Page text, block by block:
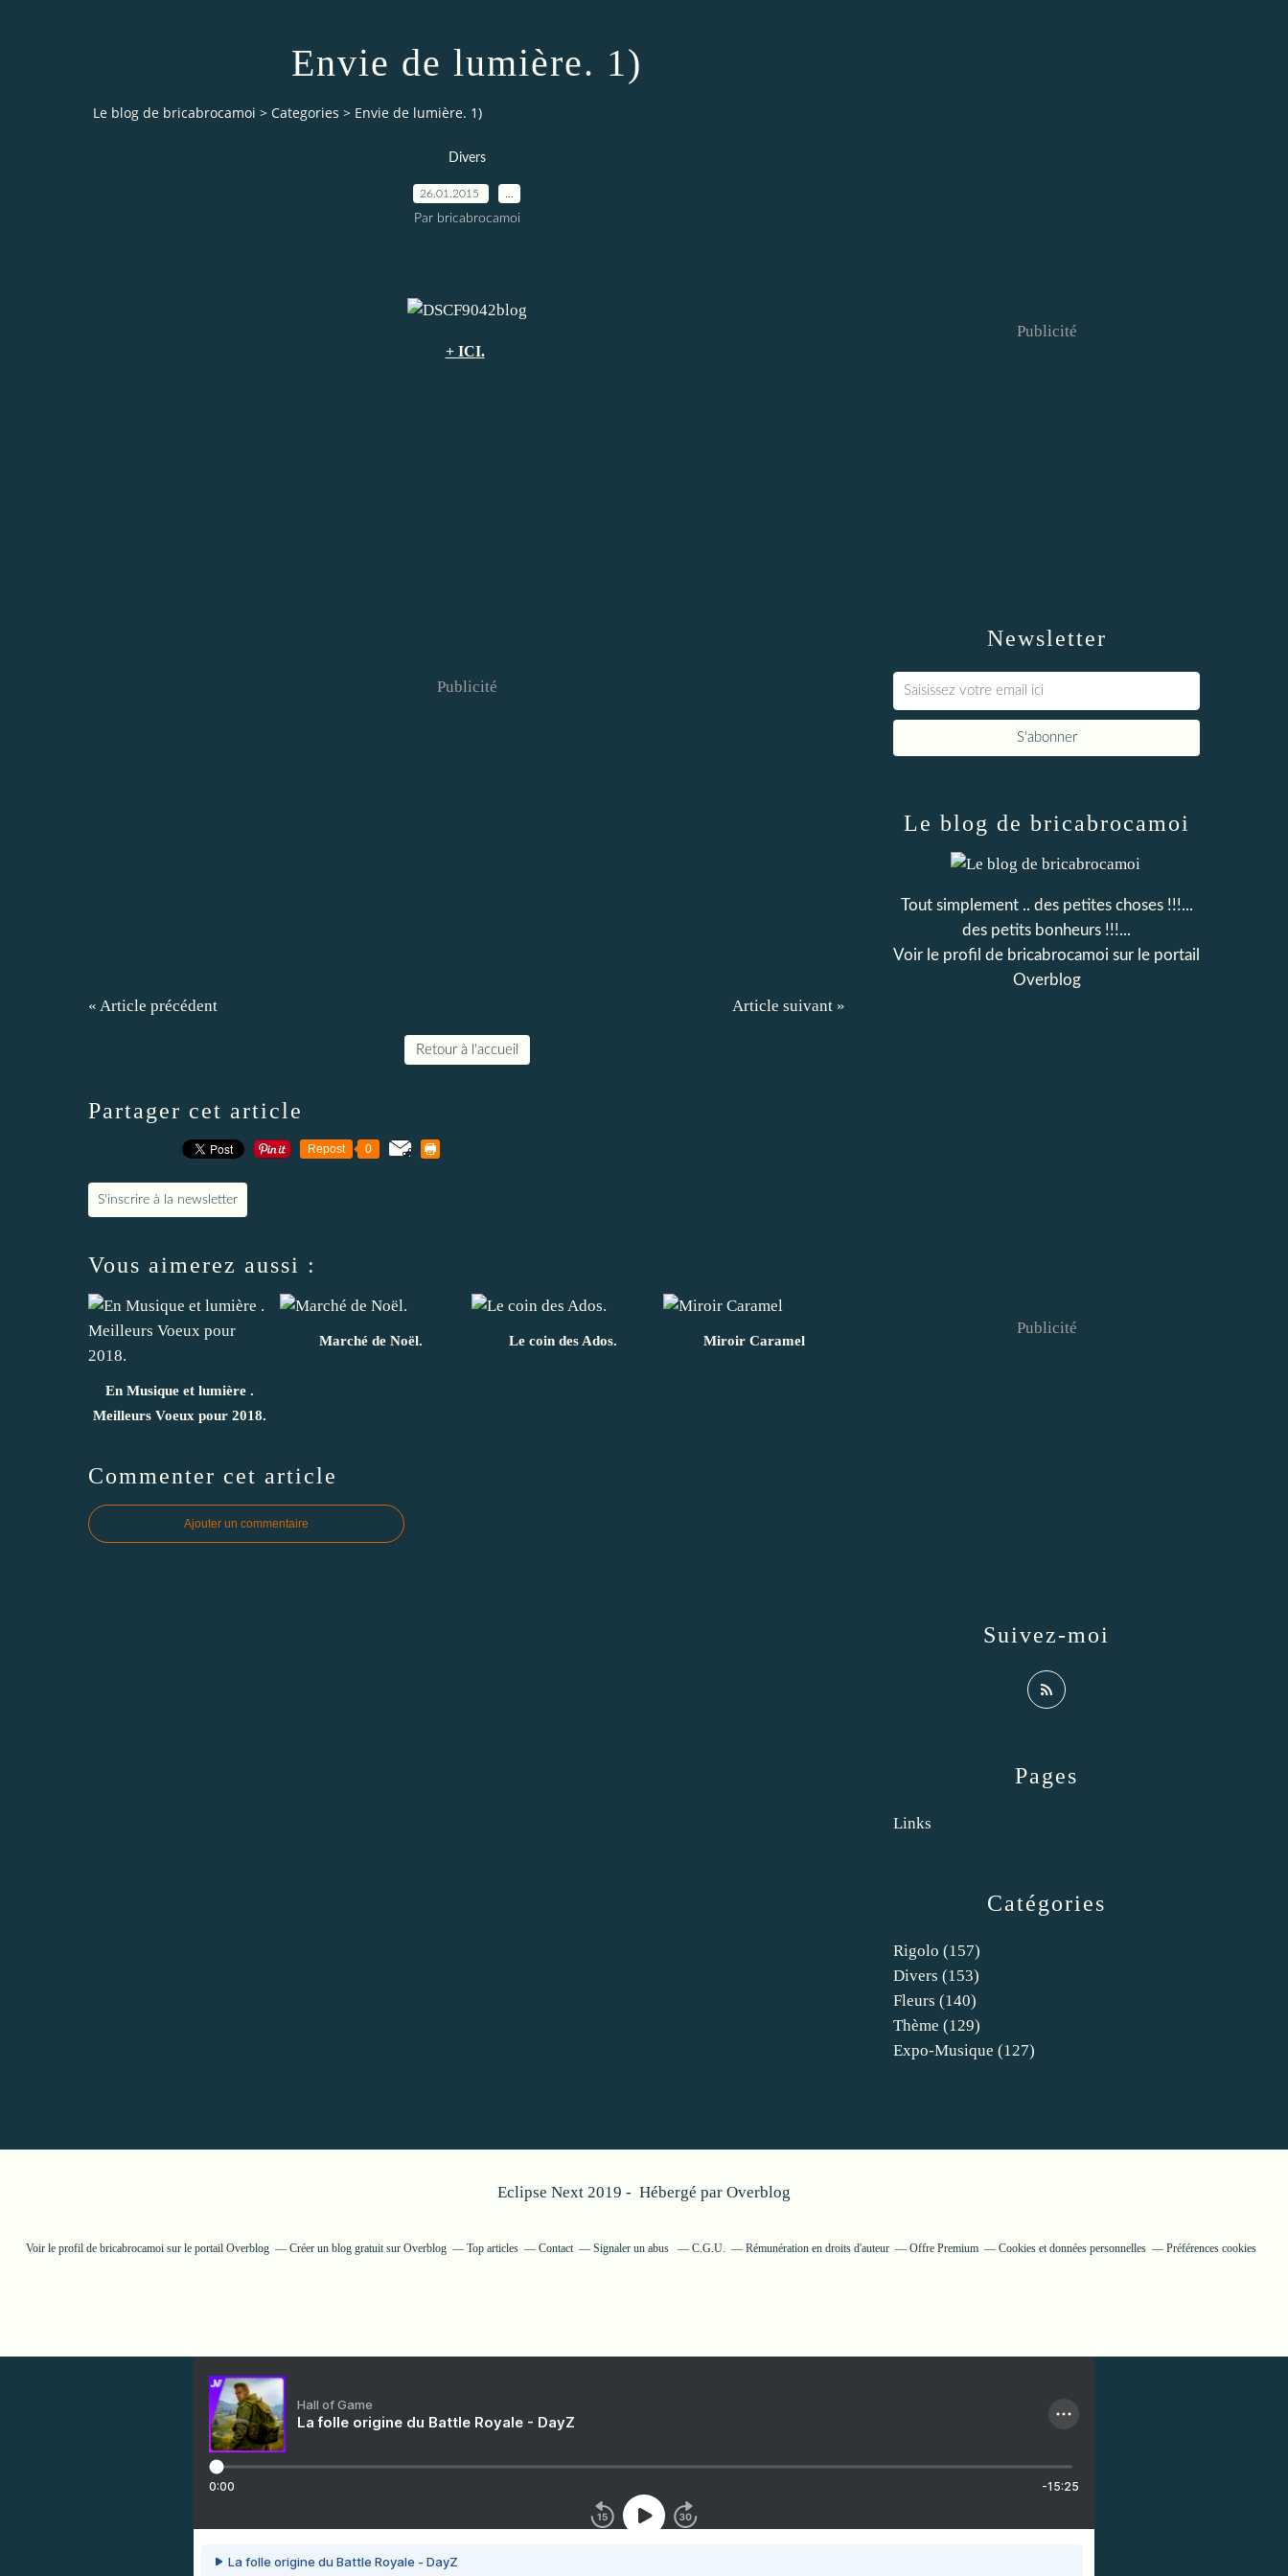
Envie de lumière. 1)
Le blog de bricabrocamoi > Categories > Envie de lumière. 1)
Divers
26.01.2015
Par bricabrocamoi
+ ICI.
Publicité
« Article précédent Article suivant »
Retour à l'accueil
Partager cet article
Repost 0
S'inscrire à la newsletter
Vous aimerez aussi :
En Musique et lumière .
Meilleurs Voeux pour 2018.
Marché de Noël. Le coin des Ados. Miroir Caramel
Commenter cet article
Ajouter un commentaire
Newsletter
Publicité
Catégories
Rigolo (157)
Divers (153)
Fleurs (140)
Thème (129)
Expo-Musique (127)
Pages
Links
Le blog de bricabrocamoi
Tout simplement .. des petites choses !!!...
des petits bonheurs !!!...
Voir le profil de bricabrocamoi sur le portail
Overblog
Suivez-moi
Publicité
Eclipse Next 2019 - Hébergé par Overblog
Voir le profil de bricabrocamoi sur le portail Overblog Créer un blog gratuit sur Overblog Top articles Contact Signaler un abus C.G.U. Rémunération en droits d'auteur Offre Premium Cookies et données personnelles Préférences cookies
Hall of Game
La folle origine du Battle Royale - DayZ
0:00 -15:25
La folle origine du Battle Royale - DayZ